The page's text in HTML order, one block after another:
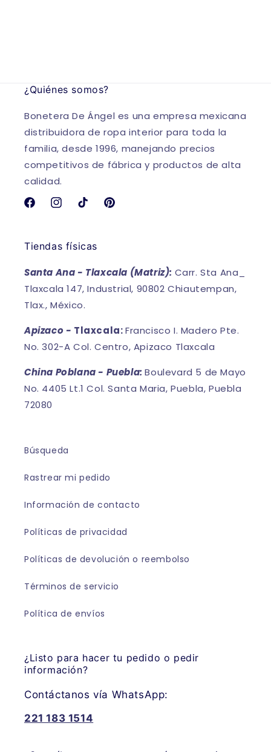
¿Quiénes somos?
Bonetera De Ángel es una empresa mexicana
distribuidora de ropa interior para toda la
familia, desde 1996, manejando precios
competitivos de fábrica y productos de alta
calidad.
FacebookInstagramTikTokPinterest
Tiendas físicas
Santa Ana - Tlaxcala (Matriz): Carr. Sta Ana_
Tlaxcala 147, Industrial, 90802 Chiautempan,
Tlax., México.
Apizaco - Tlaxcala:Francisco I. Madero Pte.
No. 302-A Col. Centro, Apizaco Tlaxcala
China Poblana - Puebla:Boulevard 5 de Mayo
No. 4405 Lt.1 Col. Santa Maria, Puebla, Puebla
72080
Búsqueda
Rastrear mi pedido
Información de contacto
Políticas de privacidad
Políticas de devolución o reembolso
Términos de servicio
Política de envíos
¿Listo para hacer tu pedido o pedir
información?
Contáctanos vía WhatsApp:
221 183 1514